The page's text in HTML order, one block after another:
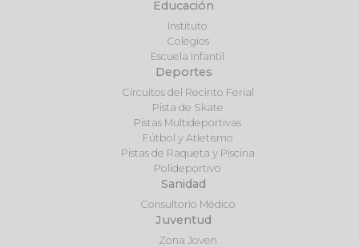
Educación
Instituto
Colegios
Escuela Infantil
Deportes
Circuitos del Recinto Ferial
Pista de Skate
Pistas Multideportivas
Fútbol y Atletismo
Pistas de Raqueta y Piscina
Polideportivo
Sanidad
Consultorio Médico
Juventud
Zona Joven